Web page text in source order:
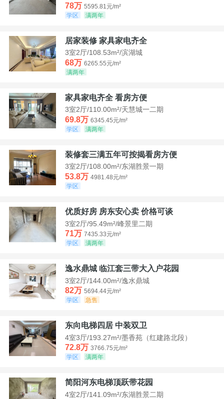
78万 5595.81元/m²
学区
满两年
居家装修 家具家电齐全
3室2厅/108.53m²/滨湖城
68万 6265.55元/m²
满两年
家具家电齐全 看房方便
3室2厅/110.00m²/天慧城一二期
69.8万 6345.45元/m²
学区
满两年
装修套三满五年可按揭看房方便
3室2厅/108.00m²/东湖胜景一期
53.8万 4981.48元/m²
学区
优质好房 房东安心卖 价格可谈
3室2厅/95.49m²/峰景里二期
71万 7435.33元/m²
学区
满两年
逸水鼎城 临江套三带大入户花园
3室2厅/144.00m²/逸水鼎城
82万 5694.44元/m²
学区
急售
东向电梯四居 中装双卫
4室3厅/193.27m²/墨香苑（红建路北段）
72.8万 3766.75元/m²
学区
满两年
简阳河东电梯顶跃带花园
4室2厅/141.09m²/东湖胜景二期